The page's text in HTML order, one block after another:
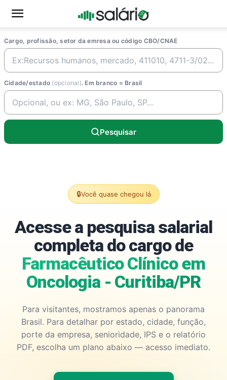
Cargo, profissão, setor da emresa ou código CBO/CNAE
Cidade/estado (opcional). Em branco = Brasil
Pesquisar
🔒Você quase chegou lá
Acesse a pesquisa salarial
completa do cargo de
Farmacêutico Clínico em
Oncologia - Curitiba/PR
Para visitantes, mostramos apenas o panorama
Brasil. Para detalhar por estado, cidade, função,
porte da empresa, senioridade, IPS e o relatório
PDF, escolha um plano abaixo — acesso imediato.